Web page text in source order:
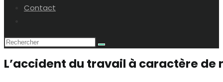
Contact
search
L’accident du travail à caractère